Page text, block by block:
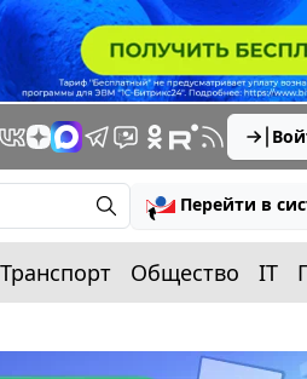
Перейти в
Транспорт Общество IT